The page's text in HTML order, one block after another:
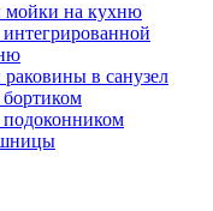
на кухню
в санузел